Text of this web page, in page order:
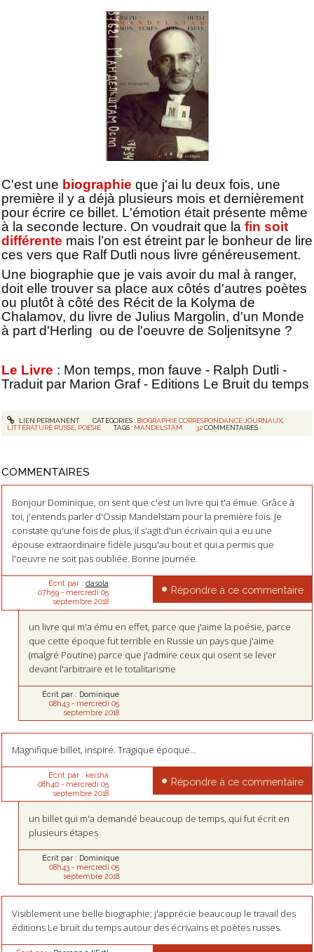
C'est une biographie que j'ai lu deux fois, une
première il y a déjà plusieurs mois et dernièrement
pour écrire ce billet. L'émotion était présente même
à la seconde lecture. On voudrait que la fin soit
différente mais l’on est étreint par le bonheur de lire
ces vers que Ralf Dutli nous livre généreusement.
Une biographie que je vais avoir du mal à ranger,
doit elle trouver sa place aux côtés d'autres poètes
ou plutôt à côté des Récit de la Kolyma de
Chalamov, du livre de Julius Margolin, d'un Monde
à part d'Herling ou de l'oeuvre de Soljenitsyne ?
Le Livre : Mon temps, mon fauve - Ralph Dutli -
Traduit par Marion Graf - Editions Le Bruit du temps
LIEN PERMANENT CATÉGORIES : BIOGRAPHIE CORRESPONDANCE JOURNAUX,
LITTÉRATURE RUSSE POÉSIE TAGS : MANDELSTAM 32 COMMENTAIRES
COMMENTAIRES
Bonjour Dominique, on sent que c'est un livre qui t'a émue. Grâce à
toi, j'entends parler d'Ossip Mandelstam pour la première fois. Je
constate qu'une fois de plus, il s'agit d'un écrivain qui a eu une
épouse extraordinaire fidèle jusqu'au bout et qui a permis que
l'oeuvre ne soit pas oubliée. Bonne journée.
Écrit par : dasola
07h59- mercredi 05
septembre 2018
Répondre à ce commentaire
un livre qui m'a ému en effet, parce que j'aime la poésie, parce
que cette époque fut terrible en Russie un pays que j'aime
(malgré Poutine) parce que j'admire ceux qui osent se lever
devant l'arbitraire et le totalitarisme
Écrit par : Dominique
08h43- mercredi 05
septembre 2018
Magnifique billet, inspiré. Tragique époque...
Écrit par : keisha
08h40- mercredi 05
septembre 2018
Répondre à ce commentaire
un billet qui m'a demandé beaucoup de temps, qui fut écrit en
plusieurs étapes
Écrit par : Dominique
08h43- mercredi 05
septembre 2018
Visiblement une belle biographie; j'apprécie beaucoup le travail des
éditions Le bruit du temps autour des écrivains et poètes russes.